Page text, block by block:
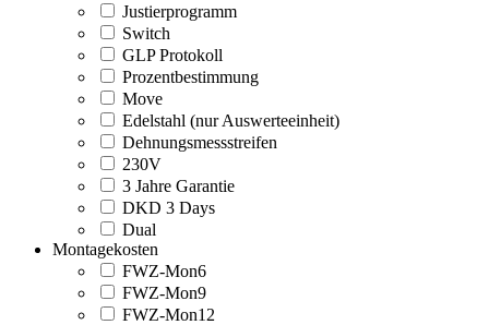
Justierprogramm
Switch
GLP Protokoll
Prozentbestimmung
Move
Edelstahl (nur Auswerteeinheit)
Dehnungsmessstreifen
230V
3 Jahre Garantie
DKD 3 Days
Dual
Montagekosten
FWZ-Mon6
FWZ-Mon9
FWZ-Mon12